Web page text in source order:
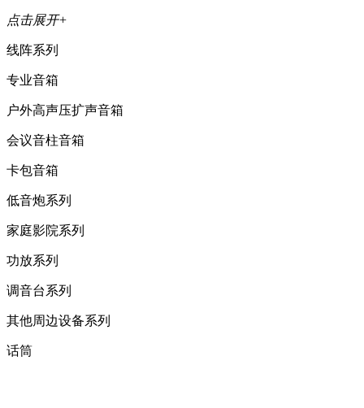
点击展开+
线阵系列
专业音箱
户外高声压扩声音箱
会议音柱音箱
卡包音箱
低音炮系列
家庭影院系列
功放系列
调音台系列
其他周边设备系列
话筒